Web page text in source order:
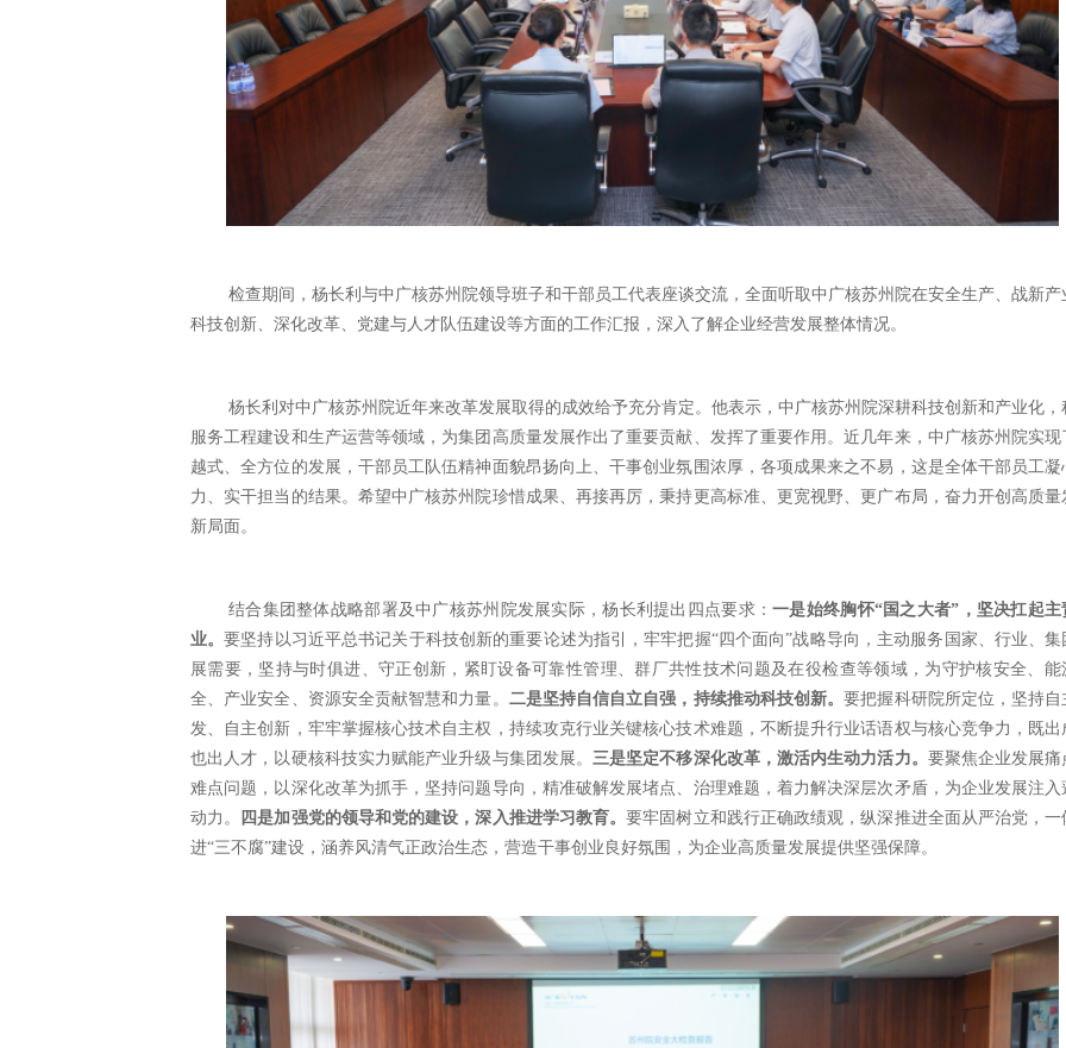
检查期间，杨长利与中广核苏州院领导班子和干部员工代表座谈交流，全面听取中广核苏州院在安全生产、战新产
科技创新、深化改革、党建与人才队伍建设等方面的工作汇报，深入了解企业经营发展整体情况。
杨长利对中广核苏州院近年来改革发展取得的成效给予充分肯定。他表示，中广核苏州院深耕科技创新和产业化，
服务工程建设和生产运营等领域，为集团高质量发展作出了重要贡献、发挥了重要作用。近几年来，中广核苏州院实现
越式、全方位的发展，干部员工队伍精神面貌昂扬向上、干事创业氛围浓厚，各项成果来之不易，这是全体干部员工凝
力、实干担当的结果。希望中广核苏州院珍惜成果、再接再厉，秉持更高标准、更宽视野、更广布局，奋力开创高质量
新局面。
结合集团整体战略部署及中广核苏州院发展实际，杨长利提出四点要求：一是始终胸怀“国之大者”，坚决扛起主
业。要坚持以习近平总书记关于科技创新的重要论述为指引，牢牢把握“四个面向”战略导向，主动服务国家、行业、集
展需要，坚持与时俱进、守正创新，紧盯设备可靠性管理、群厂共性技术问题及在役检查等领域，为守护核安全、能
全、产业安全、资源安全贡献智慧和力量。 二是坚持自信自立自强，持续推动科技创新。要把握科研院所定位，坚持自
发、自主创新，牢牢掌握核心技术自主权，持续攻克行业关键核心技术难题，不断提升行业话语权与核心竞争力，既出
也出人才，以硬核科技实力赋能产业升级与集团发展。三是坚定不移深化改革，激活内生动力活力。 要聚焦企业发展痛
难点问题，以深化改革为抓手，坚持问题导向，精准破解发展堵点、治理难题，着力解决深层次矛盾，为企业发展注入
动力。
四是加强党的领导和党的建设，深入推进学习教育。要牢固树立和践行正确政绩观，纵深推进全面从严治党，一
进“三不腐”建设，涵养风清气正政治生态，营造干事创业良好氛围，为企业高质量发展提供坚强保障。